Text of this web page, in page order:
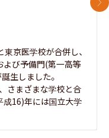
京医学校が合併し、
び予備門(第一高等
生しました。
さまざまな学校と合
成16)年には国立大学
次